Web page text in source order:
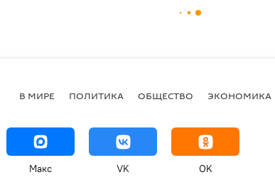
В МИРЕ ПОЛИТИКА ОБЩЕСТВО ЭКОНОМИКА
Макс VK OK